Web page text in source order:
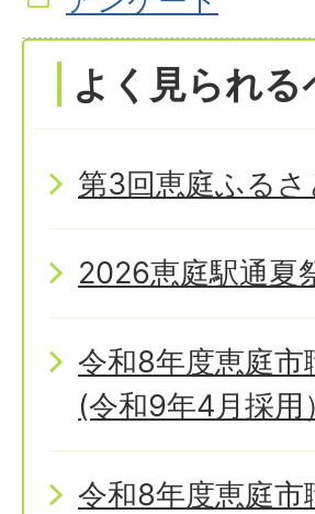
よく見られる
第3回恵庭ふる
2026恵庭駅通夏
令和8年度恵庭
(令和9年4月採用）
令和8年度恵庭